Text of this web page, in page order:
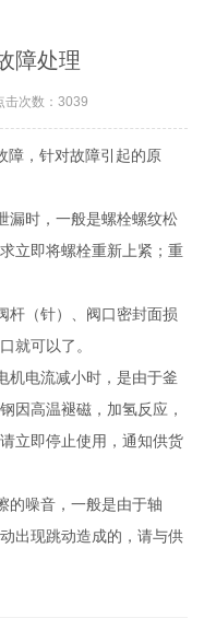
障处理
击次数：3039
障，针对故障引起的原
漏时，一般是螺栓螺纹松
立即将螺栓重新上紧；重
杆（针）、阀口密封面损
就可以了。
机电流减小时，是由于釜
因高温褪磁，加氢反应，
立即停止使用，通知供货
的噪音，一般是由于轴
出现跳动造成的，请与供